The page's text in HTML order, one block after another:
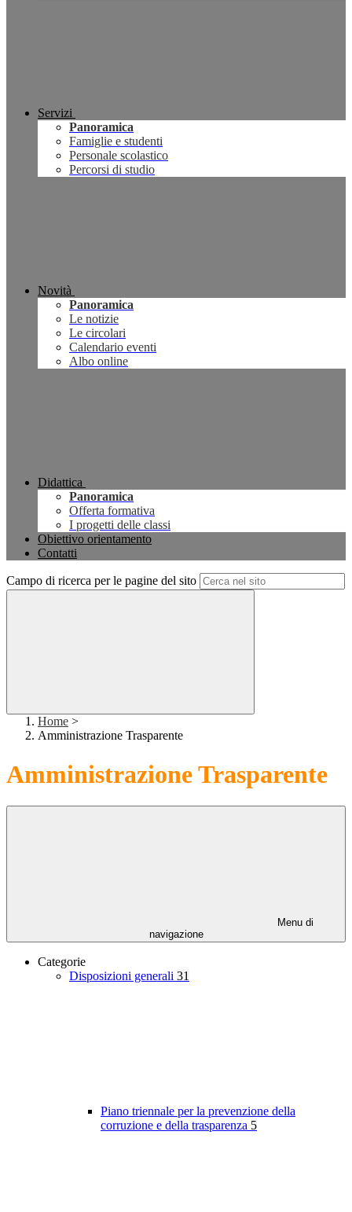
Servizi
Panoramica
Famiglie e studenti
Personale scolastico
Percorsi di studio
Novità
Panoramica
Le notizie
Le circolari
Calendario eventi
Albo online
Didattica
Panoramica
Offerta formativa
I progetti delle classi
Obiettivo orientamento
Contatti
Campo di ricerca per le pagine del sito
Home >
Amministrazione Trasparente
Amministrazione Trasparente
Menu di
navigazione
Categorie
Disposizioni generali 31
Piano triennale per la prevenzione della
corruzione e della trasparenza 5